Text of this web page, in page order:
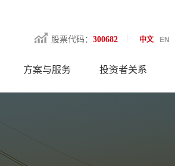
中文 EN
股票代码： 300682
方案与服务 投资者关系